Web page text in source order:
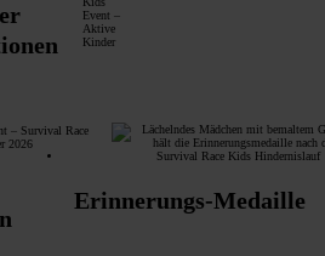
Erinnerungs-Medaille